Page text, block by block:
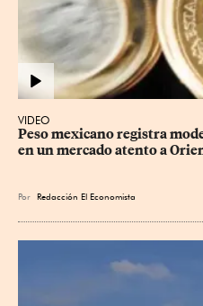
VIDEO
Peso mexicano registra
en un mercado atento a
Por Redacción El Economista